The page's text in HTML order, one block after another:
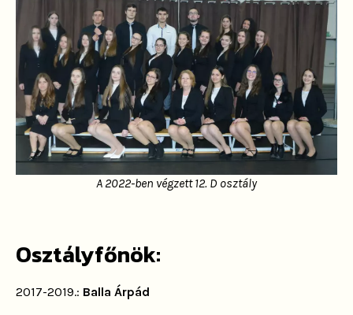
A 2022-ben végzett 12. D osztály
Osztályfőnök:
2017-2019.: Balla Árpád